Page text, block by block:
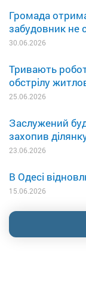
Громада
забудовник не
30.06.2026
Тривають
обстрілу
25.06.2026
Заслужений
захопив
23.06.2026
В Одесі
15.06.2026